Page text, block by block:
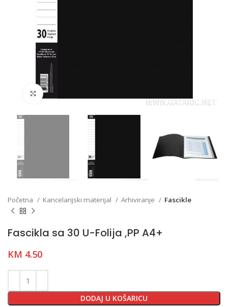
Click to enlarge
Početna Kancelarijski materijal Arhiviranje Fascikle
Fascikla sa 30 U-Folija ,PP A4+
KM 4.50
DODAJ U KOŠARICU